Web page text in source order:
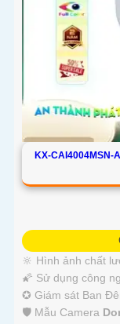
KX-CAI4004MSN-
🔆 Hình ảnh chất
🌠 Sử dụng công
✪ Giám sát Ban
🛡 Mẫu Camera